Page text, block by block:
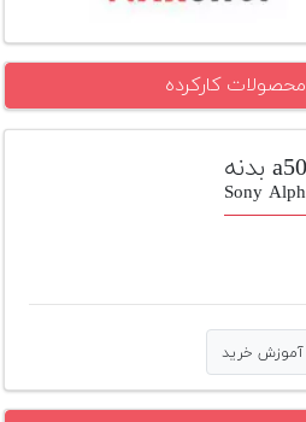
کارکرده
Sony
آموزش خرید